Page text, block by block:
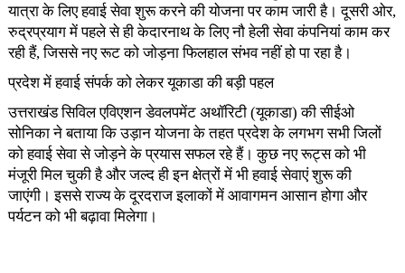
यात्रा के लिए हवाई सेवा शुरू करने की योजना पर काम जारी है। दूसरी ओर,
रुद्रप्रयाग में पहले से ही केदारनाथ के लिए नौ हेली सेवा कंपनियां काम कर
रही हैं, जिससे नए रूट को जोड़ना फिलहाल संभव नहीं हो पा रहा है।
प्रदेश में हवाई संपर्क को लेकर यूकाडा की बड़ी पहल
उत्तराखंड सिविल एविएशन डेवलपमेंट अथॉरिटी (यूकाडा) की सीईओ
सोनिका ने बताया कि उड़ान योजना के तहत प्रदेश के लगभग सभी जिलों
को हवाई सेवा से जोड़ने के प्रयास सफल रहे हैं। कुछ नए रूट्स को भी
मंजूरी मिल चुकी है और जल्द ही इन क्षेत्रों में भी हवाई सेवाएं शुरू की
जाएंगी। इससे राज्य के दूरदराज इलाकों में आवागमन आसान होगा और
पर्यटन को भी बढ़ावा मिलेगा।